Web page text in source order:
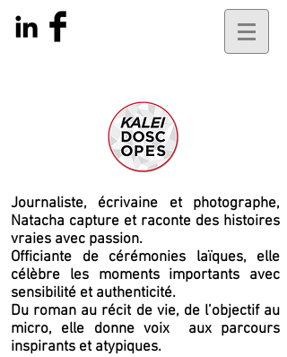
Journaliste, écrivaine et photographe,
Natacha capture et raconte des histoires
vraies avec passion.
Officiante de cérémonies laïques, elle
célèbre les moments importants avec
sensibilité et authenticité.
Du roman au récit de vie, de l’objectif au
micro, elle donne voix aux parcours
inspirants et atypiques.